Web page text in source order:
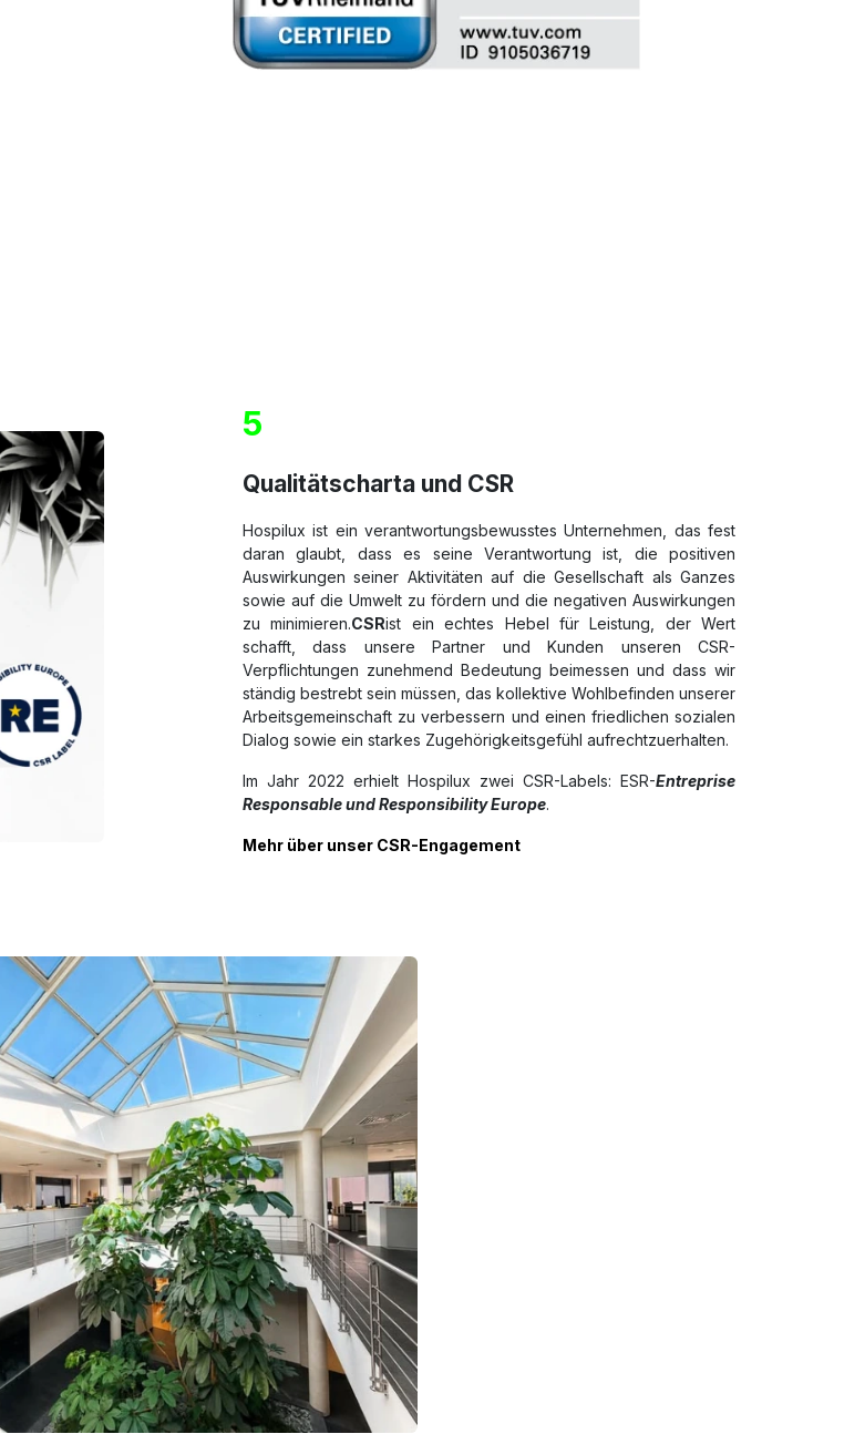
5
Qualitätscharta und CSR
Hospilux ist ein verantwortungsbewusstes Unternehmen, das fest
daran glaubt, dass es seine Verantwortung ist, die positiven
Auswirkungen seiner Aktivitäten auf die Gesellschaft als Ganzes
sowie auf die Umwelt zu fördern und die negativen Auswirkungen
zu minimieren.CSRist ein echtes Hebel für Leistung, der Wert
schafft, dass unsere Partner und Kunden unseren CSR-
Verpflichtungen zunehmend Bedeutung beimessen und dass wir
ständig bestrebt sein müssen, das kollektive Wohlbefinden unserer
Arbeitsgemeinschaft zu verbessern und einen friedlichen sozialen
Dialog sowie ein starkes Zugehörigkeitsgefühl aufrechtzuerhalten.
Im Jahr 2022 erhielt Hospilux zwei CSR-Labels: ESR-Entreprise
Responsable und Responsibility Europe.
Mehr über unser CSR-Engagement